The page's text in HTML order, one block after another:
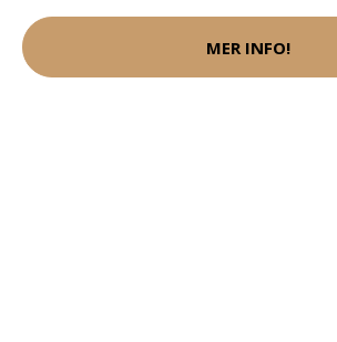
MER INFO!